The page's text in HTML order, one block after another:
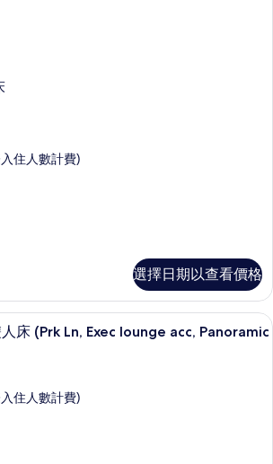
住人數計費)
選擇日期以查看價格
行政套房, 1 張特大雙人床 (Prk Ln,
床 (Prk Ln, Exec lounge acc, Panoramic
住人數計費)